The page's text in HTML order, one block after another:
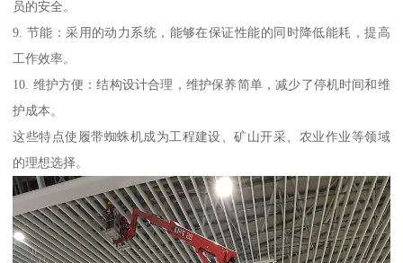
员的安全。
9. 节能：采用的动力系统，能够在保证性能的同时降低能耗，提高
工作效率。
10. 维护方便：结构设计合理，维护保养简单，减少了停机时间和维
护成本。
这些特点使履带蜘蛛机成为工程建设、矿山开采、农业作业等领域
的理想选择。